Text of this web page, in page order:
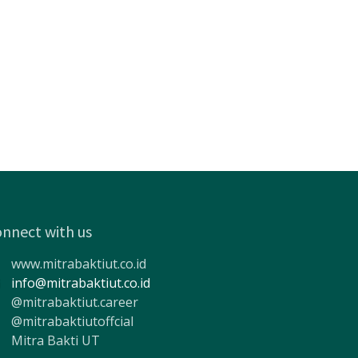
with us
www.mitrabaktiut.co.id
info@mitrabaktiut.co.id
@mitrabaktiut.career
@mitrabaktiutoffcial
Mitra Bakti UT